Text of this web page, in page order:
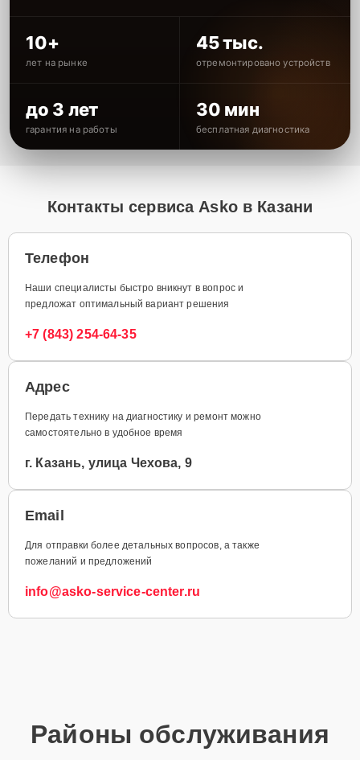
10+
лет на рынке
45 тыс.
отремонтировано устройств
до 3 лет
гарантия на работы
30 мин
бесплатная диагностика
Контакты сервиса Asko в Казани
Телефон
Наши специалисты быстро вникнут в вопрос и
предложат оптимальный вариант решения
+7 (843) 254-64-35
Адрес
Передать технику на диагностику и ремонт можно
самостоятельно в удобное время
г. Казань, улица Чехова, 9
Email
Для отправки более детальных вопросов, а также
пожеланий и предложений
info@asko-service-center.ru
Районы обслуживания